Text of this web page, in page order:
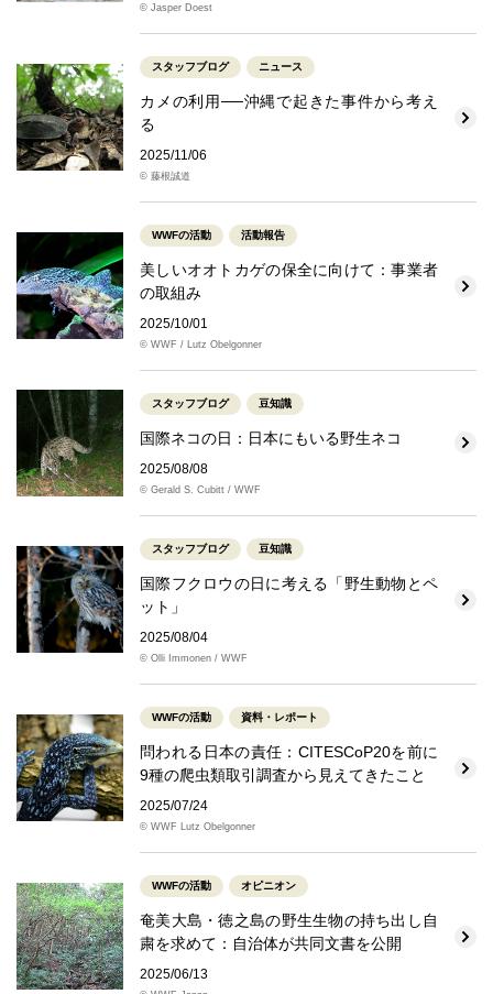
© Jasper Doest
スタッフブログ ニュース
カメの利用──沖縄で起きた事件から考え
る
2025/11/06
© 藤根誠道
WWFの活動 活動報告
美しいオオトカゲの保全に向けて：事業者
の取組み
2025/10/01
© WWF / Lutz Obelgonner
スタッフブログ 豆知識
国際ネコの日：日本にもいる野生ネコ
2025/08/08
© Gerald S. Cubitt / WWF
スタッフブログ 豆知識
国際フクロウの日に考える「野生動物とペ
ット」
2025/08/04
© Olli Immonen / WWF
WWFの活動 資料・レポート
問われる日本の責任：CITESCoP20を前に
9種の爬虫類取引調査から見えてきたこと
2025/07/24
© WWF Lutz Obelgonner
WWFの活動 オピニオン
奄美大島・徳之島の野生生物の持ち出し自
粛を求めて：自治体が共同文書を公開
2025/06/13